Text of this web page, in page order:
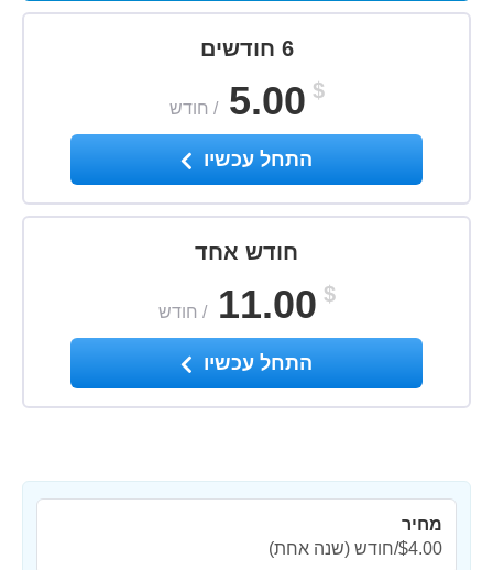
6 חודשים
$
5.00
/ חודש
התחל עכשיו
חודש אחד
$
11.00
/ חודש
התחל עכשיו
מחיר
$4.00/חודש
(שנה אחת)